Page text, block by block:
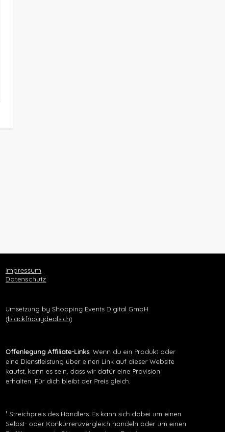
Impressum
Datenschutz
Umsetzung by Shopping Events Digital GmbH
(blackfridaydeals.ch)
Offenlegung Affiliate-Links: Wenn du ein Produkt oder
eine Dienstleistung über einen Link auf dieser Website
kaufst, kann es sein, dass wir dafür eine Provision
erhalten. Für dich bleibt der Preis gleich.
¹ Streichpreis des Händlers. Es kann sich dabei um einen
Selbst- oder Konkurrenzvergleich handeln oder um einen